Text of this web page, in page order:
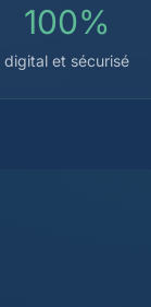
100%
digital et sécurisé